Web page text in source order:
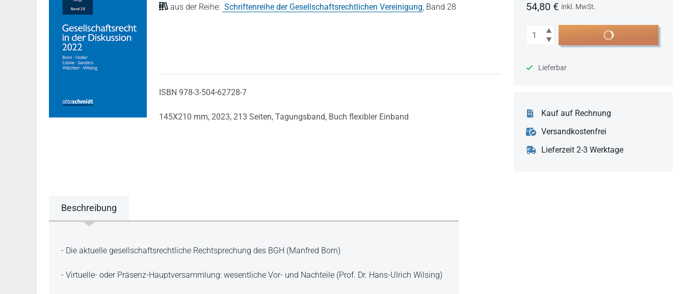
aus der Reihe: Schriftenreihe der Gesellschaftsrechtlichen Vereinigung, Band 28
ISBN 978-3-504-62728-7
145X210 mm, 2023, 213 Seiten, Tagungsband, Buch flexibler Einband
54,80 € inkl. MwSt.
Anzahl In den Warenkorb
Lieferbar
Kauf auf Rechnung
Versandkostenfrei
Lieferzeit 2-3 Werktage
Beschreibung
Beschreibung
- Die aktuelle gesellschaftsrechtliche Rechtsprechung des BGH (Manfred Born)
- Virtuelle- oder Präsenz-Hauptversammlung: wesentliche Vor- und Nachteile (Prof. Dr. Hans-Ulrich Wilsing)